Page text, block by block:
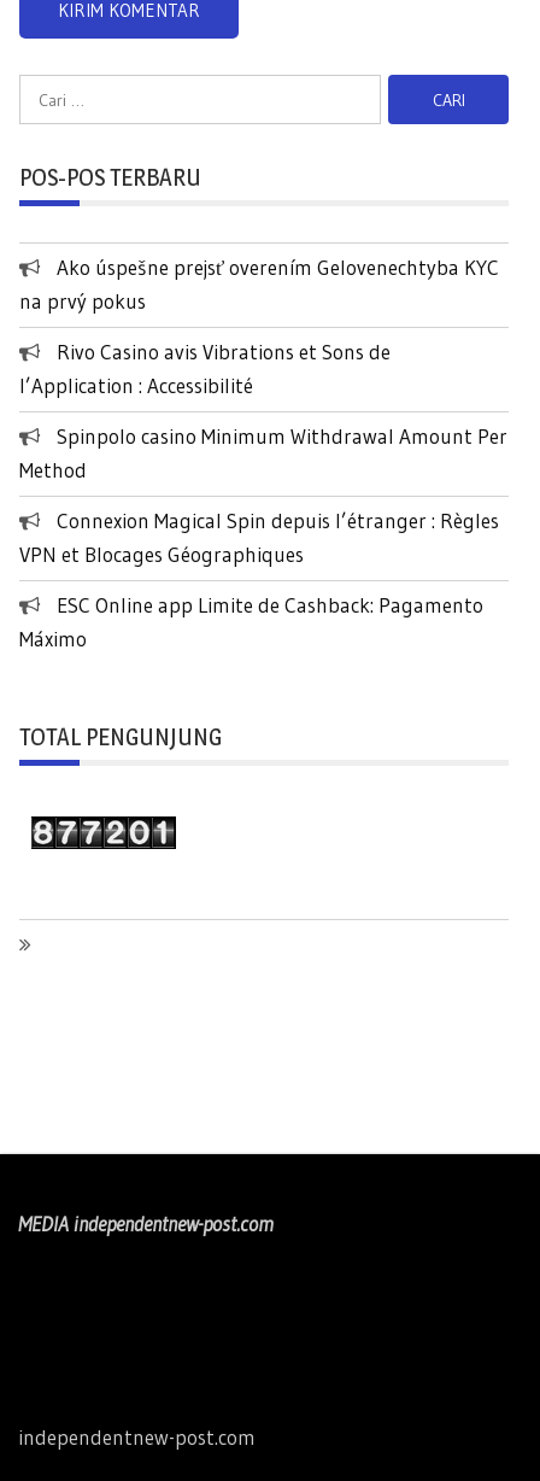
a
t
k
:
POS-POS TERBARU
Ako úspešne prejsť overením Gelovenechtyba KYC
na prvý pokus
Rivo Casino avis Vibrations et Sons de
l’Application : Accessibilité
Spinpolo casino Minimum Withdrawal Amount Per
Method
Connexion Magical Spin depuis l’étranger : Règles
VPN et Blocages Géographiques
ESC Online app Limite de Cashback: Pagamento
Máximo
TOTAL PENGUNJUNG
MEDIA independentnew-post.com
independentnew-post.com